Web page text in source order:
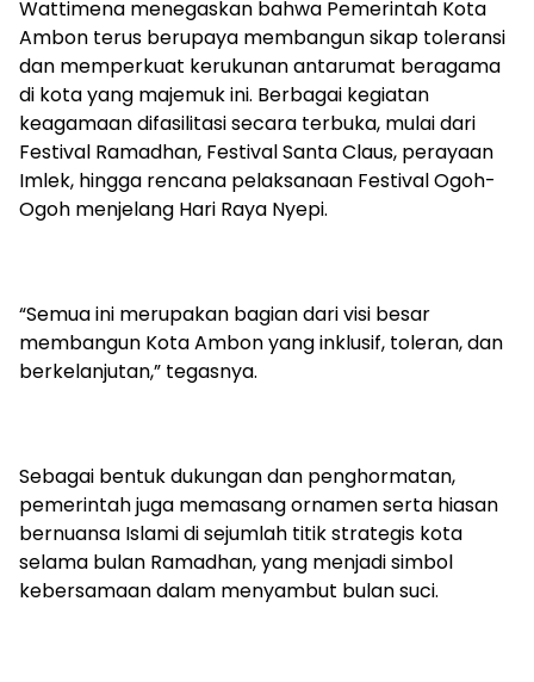
Wattimena menegaskan bahwa Pemerintah Kota
Ambon terus berupaya membangun sikap toleransi
dan memperkuat kerukunan antarumat beragama
di kota yang majemuk ini. Berbagai kegiatan
keagamaan difasilitasi secara terbuka, mulai dari
Festival Ramadhan, Festival Santa Claus, perayaan
Imlek, hingga rencana pelaksanaan Festival Ogoh-
Ogoh menjelang Hari Raya Nyepi.
“Semua ini merupakan bagian dari visi besar
membangun Kota Ambon yang inklusif, toleran, dan
berkelanjutan,” tegasnya.
Sebagai bentuk dukungan dan penghormatan,
pemerintah juga memasang ornamen serta hiasan
bernuansa Islami di sejumlah titik strategis kota
selama bulan Ramadhan, yang menjadi simbol
kebersamaan dalam menyambut bulan suci.